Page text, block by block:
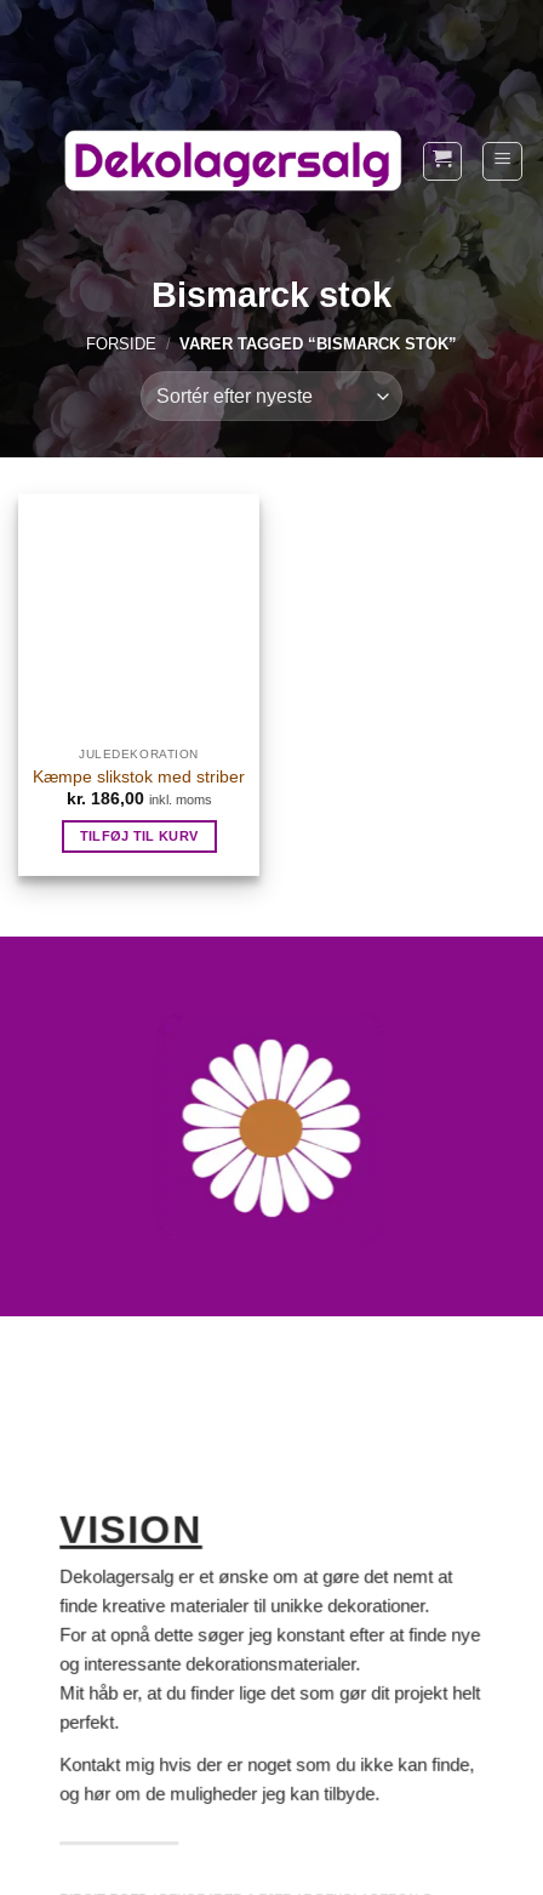
Fortsæt
Bismarck stok
FORSIDE / VARER TAGGED “BISMARCK STOK”
JULEDEKORATION
Kæmpe slikstok med striber
kr. 186,00 inkl. moms
TILFØJ TIL KURV
VISION
Dekolagersalg er et ønske om at gøre det nemt at
finde kreative materialer til unikke dekorationer.
For at opnå dette søger jeg konstant efter at finde nye
og interessante dekorationsmaterialer.
Mit håb er, at du finder lige det som gør dit projekt helt
perfekt.
Kontakt mig hvis der er noget som du ikke kan finde,
og hør om de muligheder jeg kan tilbyde.